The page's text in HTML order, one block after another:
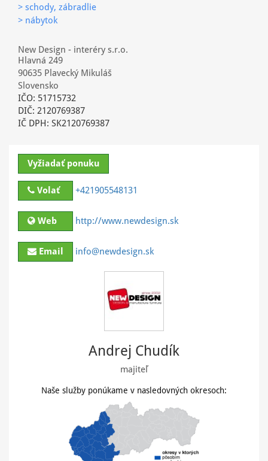
> schody, zábradlie
> nábytok
New Design - interéry s.r.o.
Hlavná 249
90635 Plavecký Mikuláš
Slovensko
IČO: 51715732
DIČ: 2120769387
IČ DPH: SK2120769387
Vyžiadať ponuku
Volať +421905548131
Web http://www.newdesign.sk
Email info@newdesign.sk
Andrej Chudík
majiteľ
Naše služby ponúkame v nasledovných okresoch: